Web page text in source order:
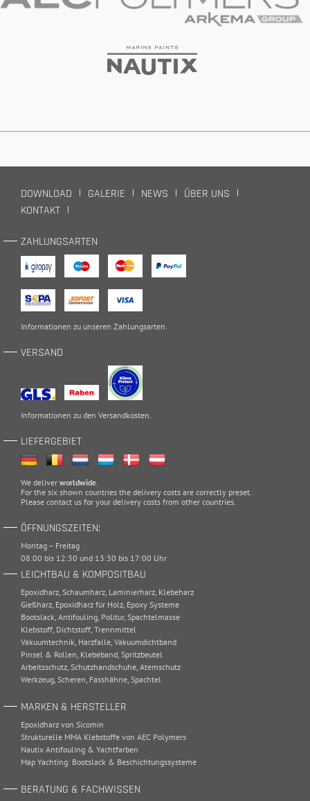
DOWNLOAD GALERIE NEWS
ÜBER UNS
KONTAKT
ZAHLUNGSARTEN
Informationen zu unseren Zahlungsarten.
VERSAND
Informationen zu den Versandkosten.
LIEFERGEBIET
We deliver worldwide.
For the six shown countries the delivery costs are correctly preset.
Please contact us for your delivery costs from other countries.
ÖFFNUNGSZEITEN:
Montag – Freitag
08:00 bis 12:30 und 13:30 bis 17:00 Uhr
LEICHTBAU & KOMPOSITBAU
Epoxidharz, Schaumharz, Laminierharz, Klebeharz
Gießharz, Epoxidharz für Holz, Epoxy Systeme
Bootslack, Antifouling, Politur, Spachtelmasse
Klebstoff, Dichtstoff, Trennmittel
Vakuumtechnik, Harzfalle, Vakuumdichtband
Pinsel & Rollen, Klebeband, Spritzbeutel
Arbeitsschutz, Schutzhandschuhe, Atemschutz
Werkzeug, Scheren, Fasshähne, Spachtel
MARKEN & HERSTELLER
Epoxidharz von Sicomin
Strukturelle MMA Klebstoffe von AEC Polymers
Nautix Antifouling & Yachtfarben
Map Yachting: Bootslack & Beschichtungssysteme
BERATUNG & FACHWISSEN